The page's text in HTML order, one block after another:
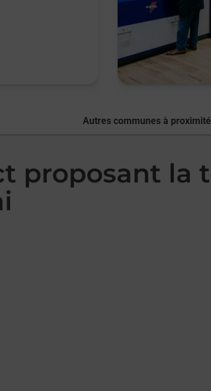
Autres communes à proximité
proposant la